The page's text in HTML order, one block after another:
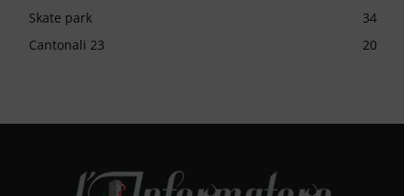
Skate park
34
Cantonali 23
20